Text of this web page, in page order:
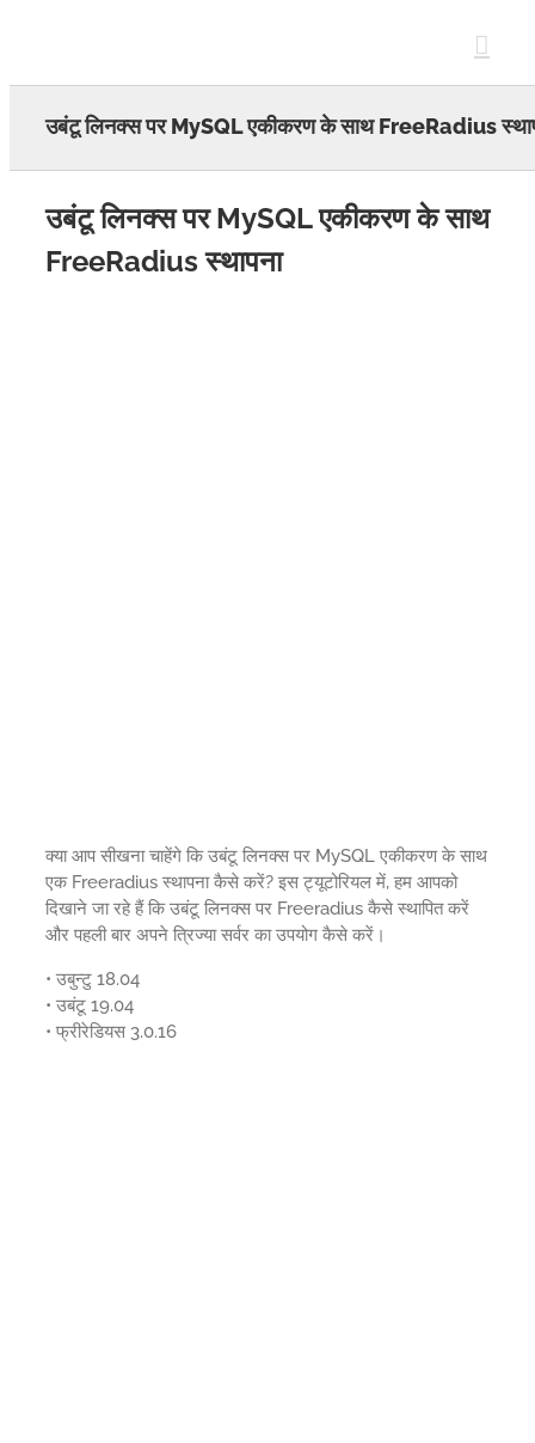
उबंटू लिनक्स पर MySQL एकीकरण के साथ FreeRadius
उबंटू लिनक्स पर MySQL एकीकरण के साथ
FreeRadius स्थापना
क्या आप सीखना चाहेंगे कि उबंटू लिनक्स पर MySQL एकीकरण के साथ
एक Freeradius स्थापना कैसे करें? इस ट्यूटोरियल में, हम आपको
दिखाने जा रहे हैं कि उबंटू लिनक्स पर Freeradius कैसे स्थापित करें
और पहली बार अपने त्रिज्या सर्वर का उपयोग कैसे करें।
• उबुन्टु 18.04
• उबंटू 19.04
• फ्रीरेडियस 3.0.16